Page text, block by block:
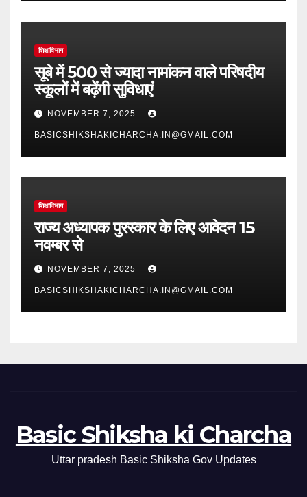
शिक्षाविभाग
सूबे में 500 से ज्यादा नामांकन वाले परिषदीय
स्कूलों में बढ़ेंगी सुविधाएं
NOVEMBER 7, 2025
BASICSHIKSHAKICHARCHA.IN@GMAIL.COM
शिक्षाविभाग
राज्य अध्यापक पुरस्कार के लिए आवेदन 15
नवम्बर से
NOVEMBER 7, 2025
BASICSHIKSHAKICHARCHA.IN@GMAIL.COM
Basic Shiksha ki Charcha
Uttar pradesh Basic Shiksha Gov Updates